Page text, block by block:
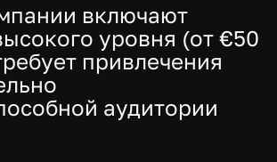
включают
уровня (от €50
привлечения
аудитории